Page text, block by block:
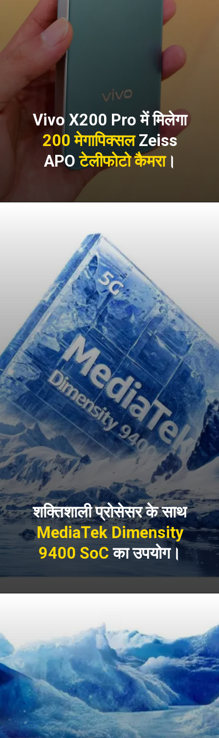
Vivo X200 Pro में मिलेगा
200 मेगापिक्सलZeiss
APOटेलीफोटो कैमरा।
शक्तिशाली प्रोसेसर के साथ
MediaTek Dimensity
9400 SoC का उपयोग।